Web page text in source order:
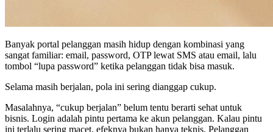
Banyak portal pelanggan masih hidup dengan kombinasi yang
sangat familiar: email, password, OTP lewat SMS atau email, lalu
tombol “lupa password” ketika pelanggan tidak bisa masuk.
Selama masih berjalan, pola ini sering dianggap cukup.
Masalahnya, “cukup berjalan” belum tentu berarti sehat untuk
bisnis. Login adalah pintu pertama ke akun pelanggan. Kalau pintu
ini terlalu sering macet, efeknya bukan hanya teknis. Pelanggan